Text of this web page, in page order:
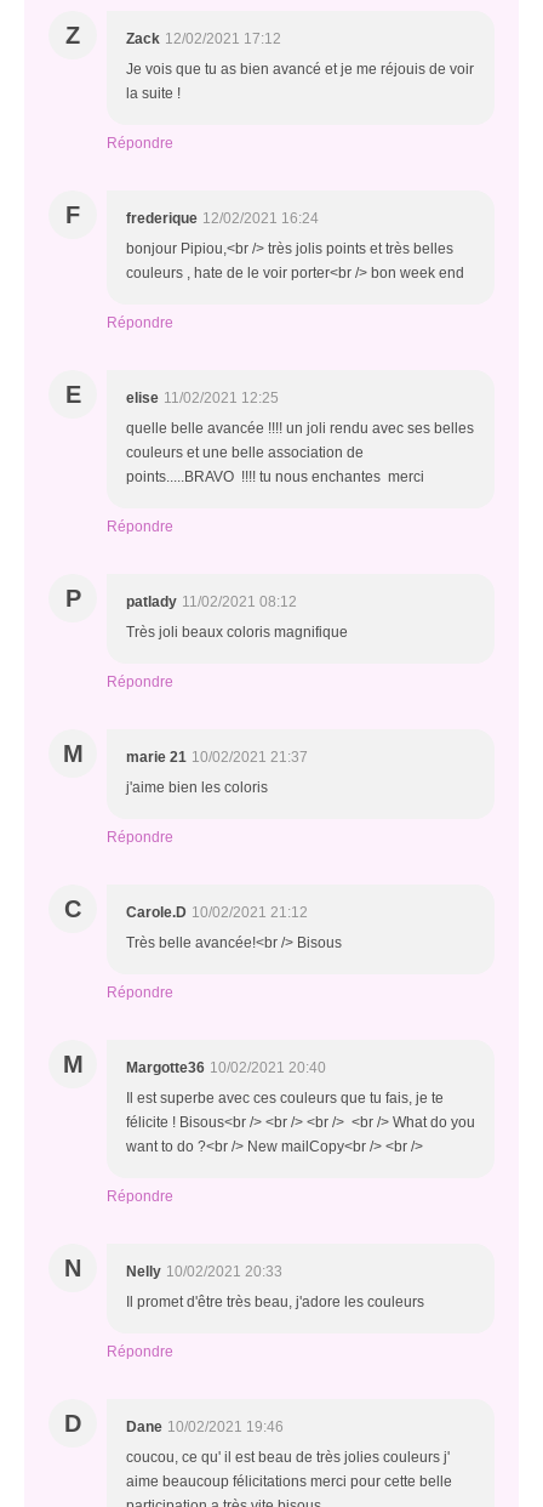
Z Zack 12/02/2021 17:12
Je vois que tu as bien avancé et je me réjouis de voir
la suite !
Répondre
F frederique 12/02/2021 16:24
bonjour Pipiou,<br /> très jolis points et très belles
couleurs , hate de le voir porter<br /> bon week end
Répondre
E elise 11/02/2021 12:25
quelle belle avancée !!!! un joli rendu avec ses belles
couleurs et une belle association de
points.....BRAVO !!!! tu nous enchantes merci
Répondre
P patlady 11/02/2021 08:12
Très joli beaux coloris magnifique
Répondre
M marie 21 10/02/2021 21:37
j'aime bien les coloris
Répondre
C Carole.D 10/02/2021 21:12
Très belle avancée!<br /> Bisous
Répondre
M Margotte36 10/02/2021 20:40
Il est superbe avec ces couleurs que tu fais, je te
félicite ! Bisous<br /> <br /> <br /> <br /> What do you
want to do ?<br /> New mailCopy<br /> <br />
Répondre
N Nelly 10/02/2021 20:33
Il promet d'être très beau, j'adore les couleurs
Répondre
D Dane 10/02/2021 19:46
coucou, ce qu' il est beau de très jolies couleurs j'
aime beaucoup félicitations merci pour cette belle